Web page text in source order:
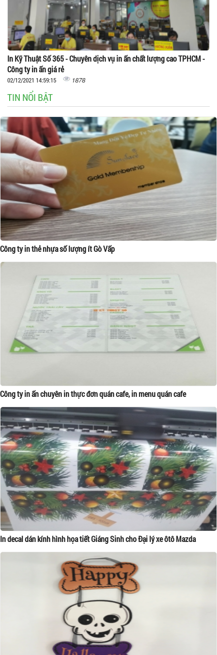
In Kỹ Thuật Số 365 - Chuyên dịch vụ in ấn chất lượng cao TPHCM -
Công ty in ấn giá rẻ
02/12/2021 14:59:15 1878
TIN NỔI BẬT
Công ty in thẻ nhựa số lượng ít Gò Vấp
Công ty in ấn chuyên in thực đơn quán cafe, in menu quán cafe
In decal dán kính hình họa tiết Giáng Sinh cho Đại lý xe ôtô Mazda